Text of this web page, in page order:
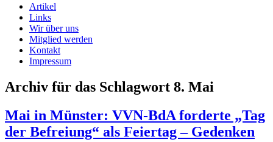
Artikel
Links
Wir über uns
Mitglied werden
Kontakt
Impressum
Archiv für das Schlagwort 8. Mai
Mai in Münster: VVN-BdA forderte „Tag
der Befreiung“ als Feiertag – Gedenken